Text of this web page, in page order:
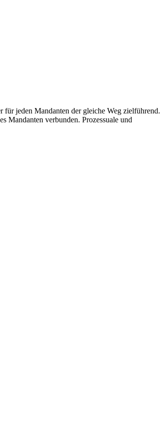
für jeden Mandanten der gleiche Weg zielführend.
Mandanten verbunden. Prozessuale und